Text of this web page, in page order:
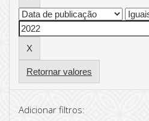
Retornar valores
Adicionar filtros: